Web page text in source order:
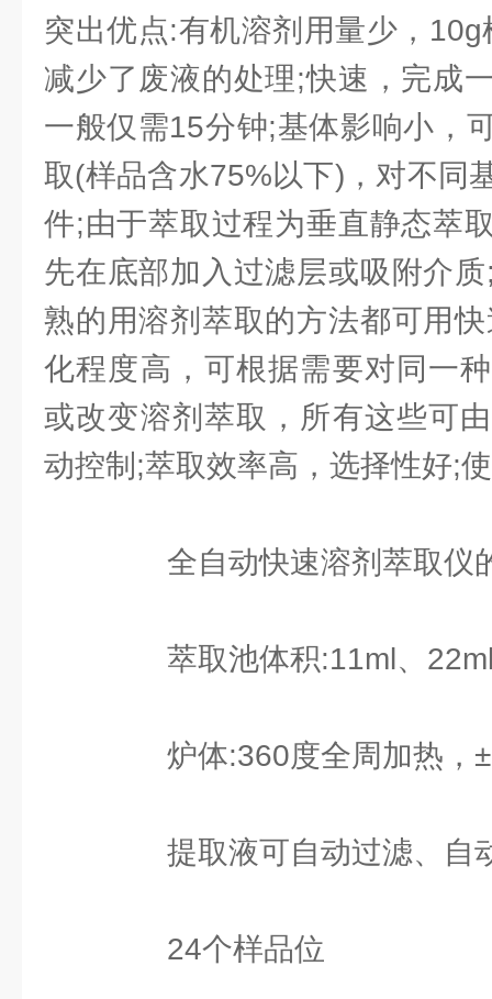
突出优点:有机溶剂用量少，
减少了废液的处理;快速，完成
一般仅需15分钟;基体影响小，
取(样品含水75%以下)，对不同
件;由于萃取过程为垂直静态萃
先在底部加入过滤层或吸附介
熟的用溶剂萃取的方法都可用
化程度高，可根据需要对同一
或改变溶剂萃取，所有这些可
动控制;萃取效率高，选择性好;
全自动快速溶剂萃取仪
萃取池体积:11ml、
炉体:360度全周加热，
提取液可自动过滤、自
24个样品位